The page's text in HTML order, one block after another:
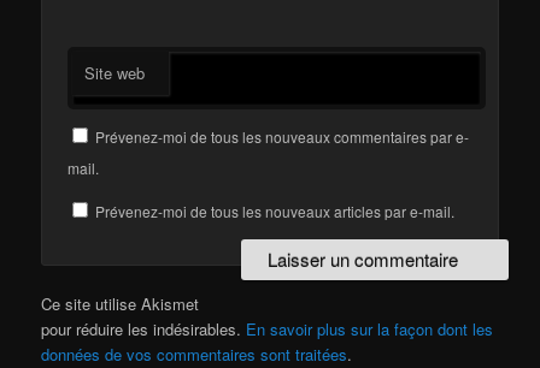
Site web
Prévenez-moi de tous les nouveaux commentaires par e-
mail.
Prévenez-moi de tous les nouveaux articles par e-mail.
Ce site utilise Akismet
pour réduire les indésirables. En savoir plus sur la façon dont les
données de vos commentaires sont traitées.